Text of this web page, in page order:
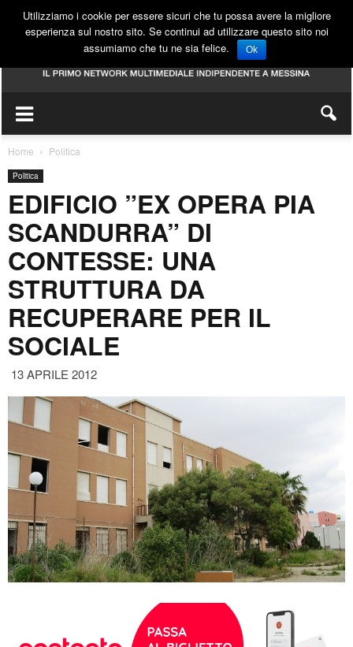
Home Politica
Politica
EDIFICIO ”EX OPERA PIA
SCANDURRA” DI
CONTESSE: UNA
STRUTTURA DA
RECUPERARE PER IL
SOCIALE
13 APRILE 2012
Utilizziamo i cookie per essere sicuri che tu possa avere la migliore
esperienza sul nostro sito. Se continui ad utilizzare questo sito noi
assumiamo che tu ne sia felice.
Ok